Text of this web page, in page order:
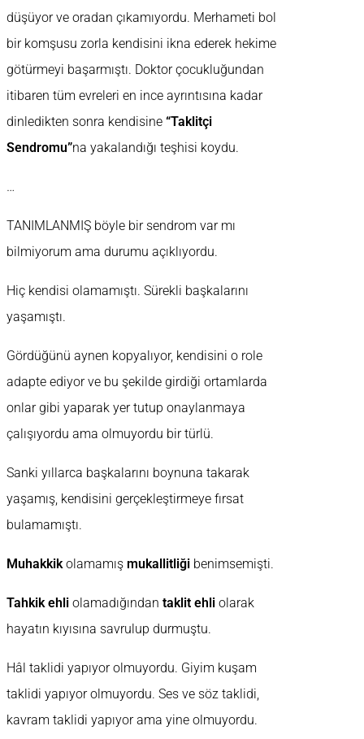
düşüyor ve oradan çıkamıyordu. Merhameti bol
bir komşusu zorla kendisini ikna ederek hekime
götürmeyi başarmıştı. Doktor çocukluğundan
itibaren tüm evreleri en ince ayrıntısına kadar
dinledikten sonra kendisine “Taklitçi
Sendromu”na yakalandığı teşhisi koydu.
…
TANIMLANMIŞ böyle bir sendrom var mı
bilmiyorum ama durumu açıklıyordu.
Hiç kendisi olamamıştı. Sürekli başkalarını
yaşamıştı.
Gördüğünü aynen kopyalıyor, kendisini o role
adapte ediyor ve bu şekilde girdiği ortamlarda
onlar gibi yaparak yer tutup onaylanmaya
çalışıyordu ama olmuyordu bir türlü.
Sanki yıllarca başkalarını boynuna takarak
yaşamış, kendisini gerçekleştirmeye fırsat
bulamamıştı.
Muhakkikolamamış mukallitliği benimsemişti.
Tahkik ehli olamadığından taklit ehli olarak
hayatın kıyısına savrulup durmuştu.
Hâl taklidi yapıyor olmuyordu. Giyim kuşam
taklidi yapıyor olmuyordu. Ses ve söz taklidi,
kavram taklidi yapıyor ama yine olmuyordu.